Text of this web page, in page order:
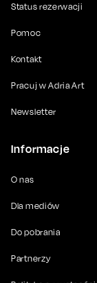
Status rezerwacji
Pomoc
Kontakt
Pracuj w Adria Art
Newsletter
Informacje
O nas
Dla mediów
Do pobrania
Partnerzy